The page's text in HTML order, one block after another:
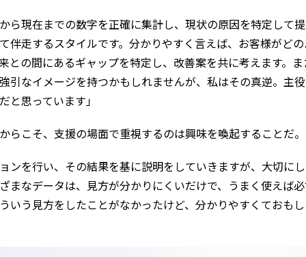
ら現在までの数字を正確に集計し、現状の原因を特定して
伴走するスタイルです。分かりやすく言えば、お客様がど
との間にあるギャップを特定し、改善案を共に考えます。
引なイメージを持つかもしれませんが、私はその真逆。主
と思っています」
らこそ、支援の場面で重視するのは興味を喚起することだ。
ンを行い、その結果を基に説明をしていきますが、大切に
まなデータは、見方が分かりにくいだけで、うまく使えば
いう見方をしたことがなかったけど、分かりやすくておも